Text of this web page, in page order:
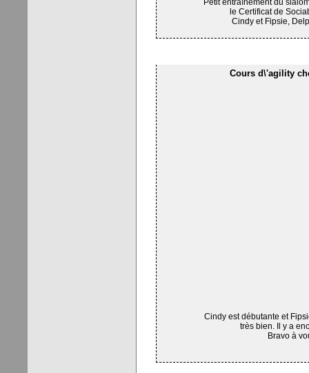
Petit entraînement du
le Certificat de
Cindy et Fipsie,
Cours d\'agility
Cindy est débutante et
très bien. Il y a
Bravo à